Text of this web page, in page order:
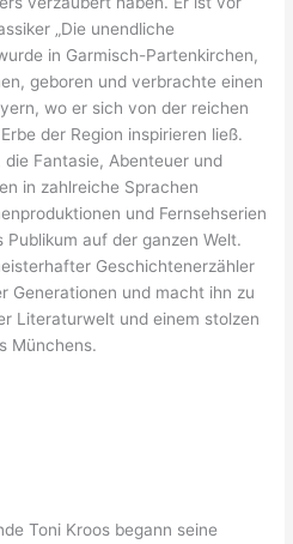
„Die unendliche
in Garmisch-Partenkirchen,
geboren und verbrachte einen
wo er sich von der reichen
der Region inspirieren ließ.
Fantasie, Abenteuer und
in zahlreiche Sprachen
und Fernsehserien
auf der ganzen Welt.
Geschichtenerzähler
Generationen und macht ihn zu
Literaturwelt und einem stolzen
Münchens.
Toni Kroos begann seine